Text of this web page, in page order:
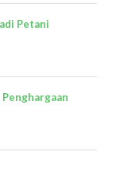
Petani